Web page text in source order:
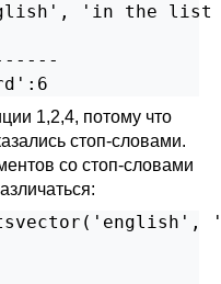
'in the
1,2,4, потому что
стоп-словами.
со стоп-словами